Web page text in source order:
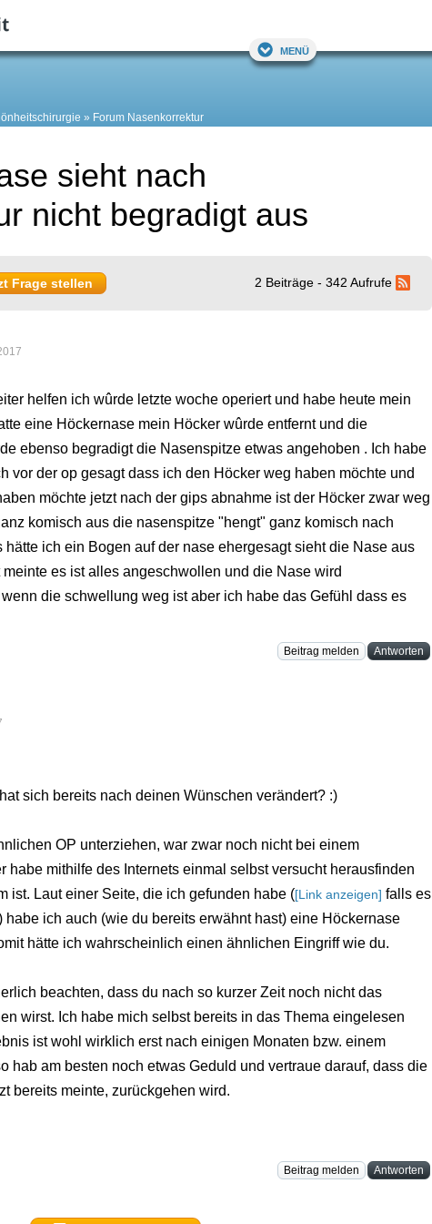
Menü
Forum Nasenkorrektur
sieht nach
nicht begradigt aus
Frage stellen 2 Beiträge - 342 Aufrufe
helfen ich wûrde letzte woche operiert und habe heute mein
eine Höckernase mein Höcker wûrde entfernt und die
ebenso begradigt die Nasenspitze etwas angehoben . Ich habe
vor der op gesagt dass ich den Höcker weg haben möchte und
möchte jetzt nach der gips abnahme ist der Höcker zwar weg
komisch aus die nasenspitze "hengt" ganz komisch nach
hätte ich ein Bogen auf der nase ehergesagt sieht die Nase aus
es ist alles angeschwollen und die Nase wird
die schwellung weg ist aber ich habe das Gefühl dass es
Beitrag melden Antworten
sich bereits nach deinen Wünschen verändert? :)
OP unterziehen, war zwar noch nicht bei einem
habe mithilfe des Internets einmal selbst versucht herausfinden
ist. Laut einer Seite, die ich gefunden habe ([Link anzeigen] falls es
habe ich auch (wie du bereits erwähnt hast) eine Höckernase
hätte ich wahrscheinlich einen ähnlichen Eingriff wie du.
beachten, dass du nach so kurzer Zeit noch nicht das
wirst. Ich habe mich selbst bereits in das Thema eingelesen
ist wohl wirklich erst nach einigen Monaten bzw. einem
hab am besten noch etwas Geduld und vertraue darauf, dass die
bereits meinte, zurückgehen wird.
Beitrag melden Antworten